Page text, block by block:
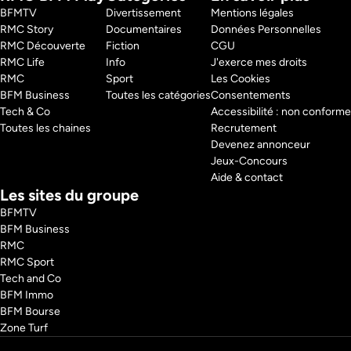
fois, comment Eiffel a propagé son savoir dans le monde entier : un
héritage constructif omniprésent et encore d’usage aujourd’hui.
Grâce à l’expertise des plus grands spécialistes d’Eiffel, des
modélisations 3D et des images aériennes à couper le souffle, nous
revivrons cette époque fascinante et irons à la rencontre de l’un des
plus grands génies du XIXe siècle. Un homme capable de bouleverser
Pays : France
Auteur :
Hugo Hernandez, Thierry Fessard
Réalisateur : Hugo Hernandez, Thierry Fessard
BFMTV
RMC Story
RMC Découverte
RMC Life
RMC
BFM Business
Tech & Co
Toutes les chaines
Divertissement
Documentaires
Fiction
Info
Sport
Toutes les catégories
Mentions légales
Données Personnelles
CGU
J'exerce mes droits
Les Cookies
Consentements
Accessibilité : non conforme
Recrutement
Devenez annonceur
Jeux-Concours
Aide & contact
Les sites du groupe
BFMTV
BFM Business
RMC
RMC Sport
Tech and Co
BFM Immo
BFM Bourse
Zone Turf